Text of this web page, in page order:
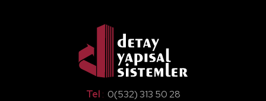
Detay Yapısal'da
Yeşil Bina
Tel : 0(532) 313 50 28